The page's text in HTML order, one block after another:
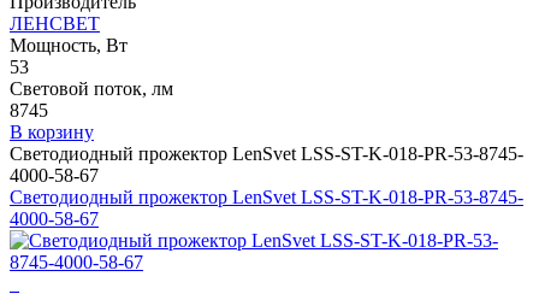
ЛЕНСВЕТ
Мощность, Вт
53
Световой поток, лм
8745
В корзину
Светодиодный прожектор LenSvet LSS-ST-K-018-PR-53-8745-
4000-58-67
Светодиодный прожектор LenSvet LSS-ST-K-018-PR-53-8745-
4000-58-67